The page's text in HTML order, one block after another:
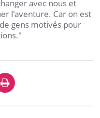
avec nous et
l'aventure. Car on est
gens motivés pour